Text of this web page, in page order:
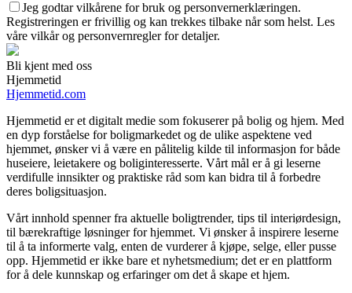
Jeg godtar vilkårene for bruk og personvernerklæringen.
Registreringen er frivillig og kan trekkes tilbake når som helst. Les
våre vilkår og personvernregler for detaljer.
Bli kjent med oss
Hjemmetid
Hjemmetid.com
Hjemmetid er et digitalt medie som fokuserer på bolig og hjem. Med
en dyp forståelse for boligmarkedet og de ulike aspektene ved
hjemmet, ønsker vi å være en pålitelig kilde til informasjon for både
huseiere, leietakere og boliginteresserte. Vårt mål er å gi leserne
verdifulle innsikter og praktiske råd som kan bidra til å forbedre
deres boligsituasjon.
Vårt innhold spenner fra aktuelle boligtrender, tips til interiørdesign,
til bærekraftige løsninger for hjemmet. Vi ønsker å inspirere leserne
til å ta informerte valg, enten de vurderer å kjøpe, selge, eller pusse
opp. Hjemmetid er ikke bare et nyhetsmedium; det er en plattform
for å dele kunnskap og erfaringer om det å skape et hjem.